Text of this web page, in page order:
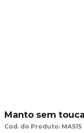
Manto sem
Cod. do Produto: MAS15